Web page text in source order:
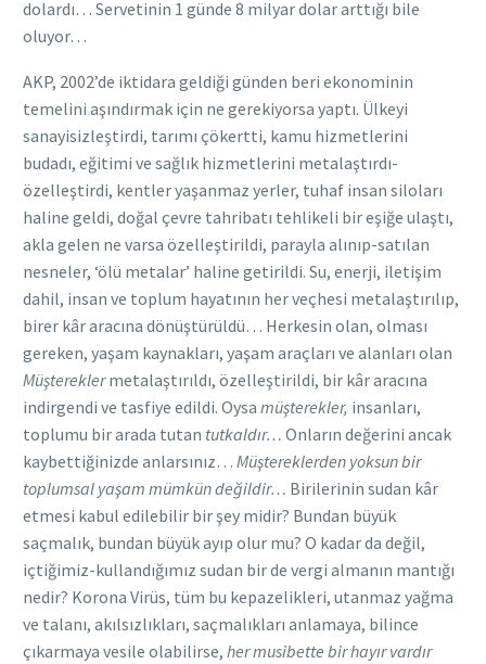
dolardı… Servetinin 1 günde 8 milyar dolar arttığı bile
oluyor…
AKP, 2002’de iktidara geldiği günden beri ekonominin
temelini aşındırmak için ne gerekiyorsa yaptı. Ülkeyi
sanayisizleştirdi, tarımı çökertti, kamu hizmetlerini
budadı, eğitimi ve sağlık hizmetlerini metalaştırdı-
özelleştirdi, kentler yaşanmaz yerler, tuhaf insan siloları
haline geldi, doğal çevre tahribatı tehlikeli bir eşiğe ulaştı,
akla gelen ne varsa özelleştirildi, parayla alınıp-satılan
nesneler, ‘ölü metalar’ haline getirildi. Su, enerji, iletişim
dahil, insan ve toplum hayatının her veçhesi metalaştırılıp,
birer kâr aracına dönüştürüldü… Herkesin olan, olması
gereken, yaşam kaynakları, yaşam araçları ve alanları olan
Müştereklermetalaştırıldı, özelleştirildi, bir kâr aracına
indirgendi ve tasfiye edildi. Oysa müşterekler, insanları,
toplumu bir arada tutan tutkaldır… Onların değerini ancak
kaybettiğinizde anlarsınız… Müştereklerden yoksun bir
toplumsal yaşam mümkün değildir… Birilerinin sudan kâr
etmesi kabul edilebilir bir şey midir? Bundan büyük
saçmalık, bundan büyük ayıp olur mu? O kadar da değil,
içtiğimiz-kullandığımız sudan bir de vergi almanın mantığı
nedir? Korona Virüs, tüm bu kepazelikleri, utanmaz yağma
ve talanı, akılsızlıkları, saçmalıkları anlamaya, bilince
çıkarmaya vesile olabilirse, her musibette bir hayır vardır